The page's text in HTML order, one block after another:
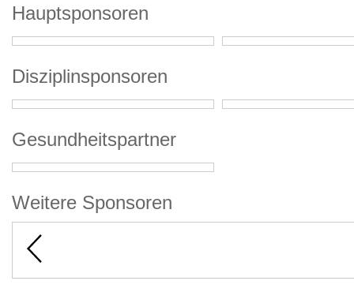
Hauptsponsoren
Disziplinsponsoren
Gesundheitspartner
Weitere Sponsoren